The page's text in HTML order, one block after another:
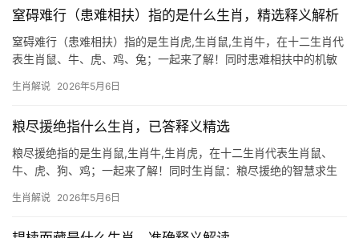
窒碍难行（患难相扶）指的是什么生肖，精选释义解析
窒碍难行（患难相扶）指的是生肖虎,生肖鼠,生肖牛，在十二生肖代
表生肖鼠、牛、虎、鸡、兔；一起来了解！同时患难相扶中的机敏
则凸显了互助的情谊，在十二生肖中，生肖鼠以其机敏和韧性，成
生肖解说 2026年5月6日
粮尽援绝指什么生肖，已答释义精选
粮尽援绝指的是生肖鼠,生肖牛,生肖虎，在十二生肖代表生肖鼠、
牛、虎、狗、鸡；一起来了解！同时生肖鼠：粮尽援绝的智慧求生
为十二生肖之首，天生嗅觉敏锐，擅囤积粮草以备不时之需，命理
生肖解说 2026年5月6日